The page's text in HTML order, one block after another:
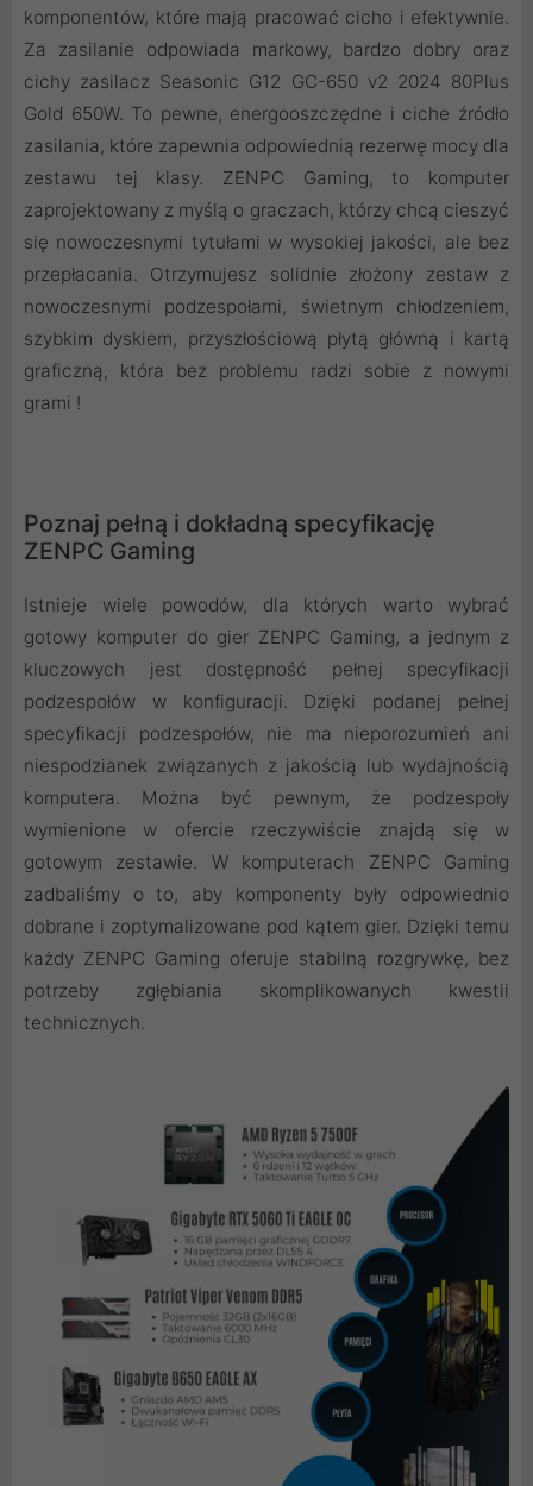
komponentów, które mają pracować cicho i efektywnie.
Za zasilanie odpowiada markowy, bardzo dobry oraz
cichy zasilacz Seasonic G12 GC-650 v2 2024 80Plus
Gold 650W. To pewne, energooszczędne i ciche źródło
zasilania, które zapewnia odpowiednią rezerwę mocy dla
zestawu tej klasy. ZENPC Gaming, to komputer
zaprojektowany z myślą o graczach, którzy chcą cieszyć
się nowoczesnymi tytułami w wysokiej jakości, ale bez
przepłacania. Otrzymujesz solidnie złożony zestaw z
nowoczesnymi podzespołami, świetnym chłodzeniem,
szybkim dyskiem, przyszłościową płytą główną i kartą
graficzną, która bez problemu radzi sobie z nowymi
grami !
Poznaj pełną i dokładną specyfikację
ZENPC Gaming
Istnieje wiele powodów, dla których warto wybrać
gotowy komputer do gier ZENPC Gaming, a jednym z
kluczowych jest dostępność pełnej specyfikacji
podzespołów w konfiguracji. Dzięki podanej pełnej
specyfikacji podzespołów, nie ma nieporozumień ani
niespodzianek związanych z jakością lub wydajnością
komputera. Można być pewnym, że podzespoły
wymienione w ofercie rzeczywiście znajdą się w
gotowym zestawie. W komputerach ZENPC Gaming
zadbaliśmy o to, aby komponenty były odpowiednio
dobrane i zoptymalizowane pod kątem gier. Dzięki temu
każdy ZENPC Gaming oferuje stabilną rozgrywkę, bez
potrzeby zgłębiania skomplikowanych kwestii
technicznych.